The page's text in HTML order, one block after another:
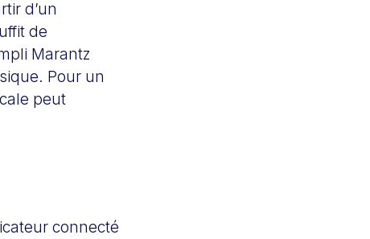
d’un
de
Marantz
Pour un
peut
connecté